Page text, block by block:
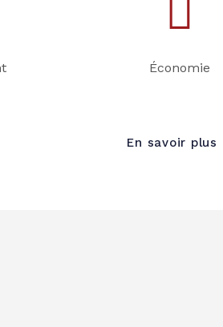
Économie
En savoir plus